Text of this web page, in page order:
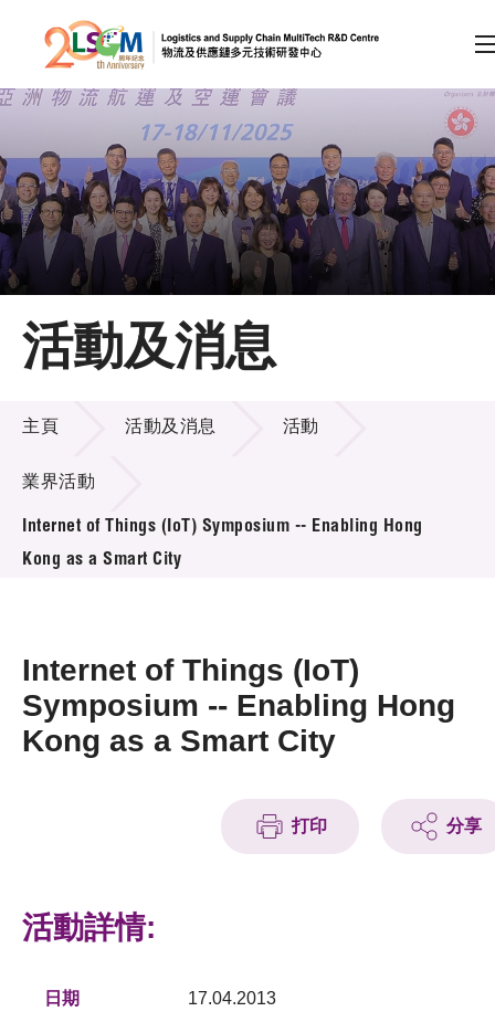
跳到內容（按回車鍵）
會員登入
A A EN 繁 简
主頁
關於LSCM
技術商品化
項目及資助計劃
活動及消息
新聞中心
資訊中心
活動及消息
活動及消息
主頁 活動及消息 活動
業界活動
Internet of Things (IoT) Symposium -- Enabling Hong
Kong as a Smart City
Internet of Things (IoT)
Symposium -- Enabling Hong
Kong as a Smart City
打印 分享
活動詳情:
日期 17.04.2013